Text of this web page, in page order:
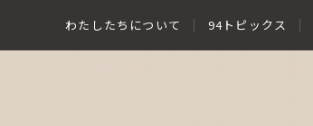
わたしたちについて 94トピックス